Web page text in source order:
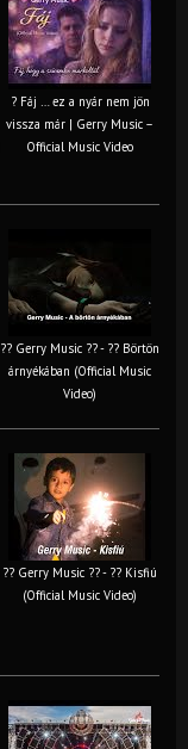
? Fáj … ez a nyár nem jön
vissza már | Gerry Music –
Official Music Video
?? Gerry Music ?? - ?? Börtön
árnyékában (Official Music
Video)
?? Gerry Music ?? - ?? Kisfiú
(Official Music Video)